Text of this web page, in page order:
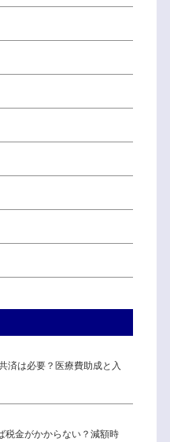
済は必要？医療費助成と入
税金がかからない？減額時